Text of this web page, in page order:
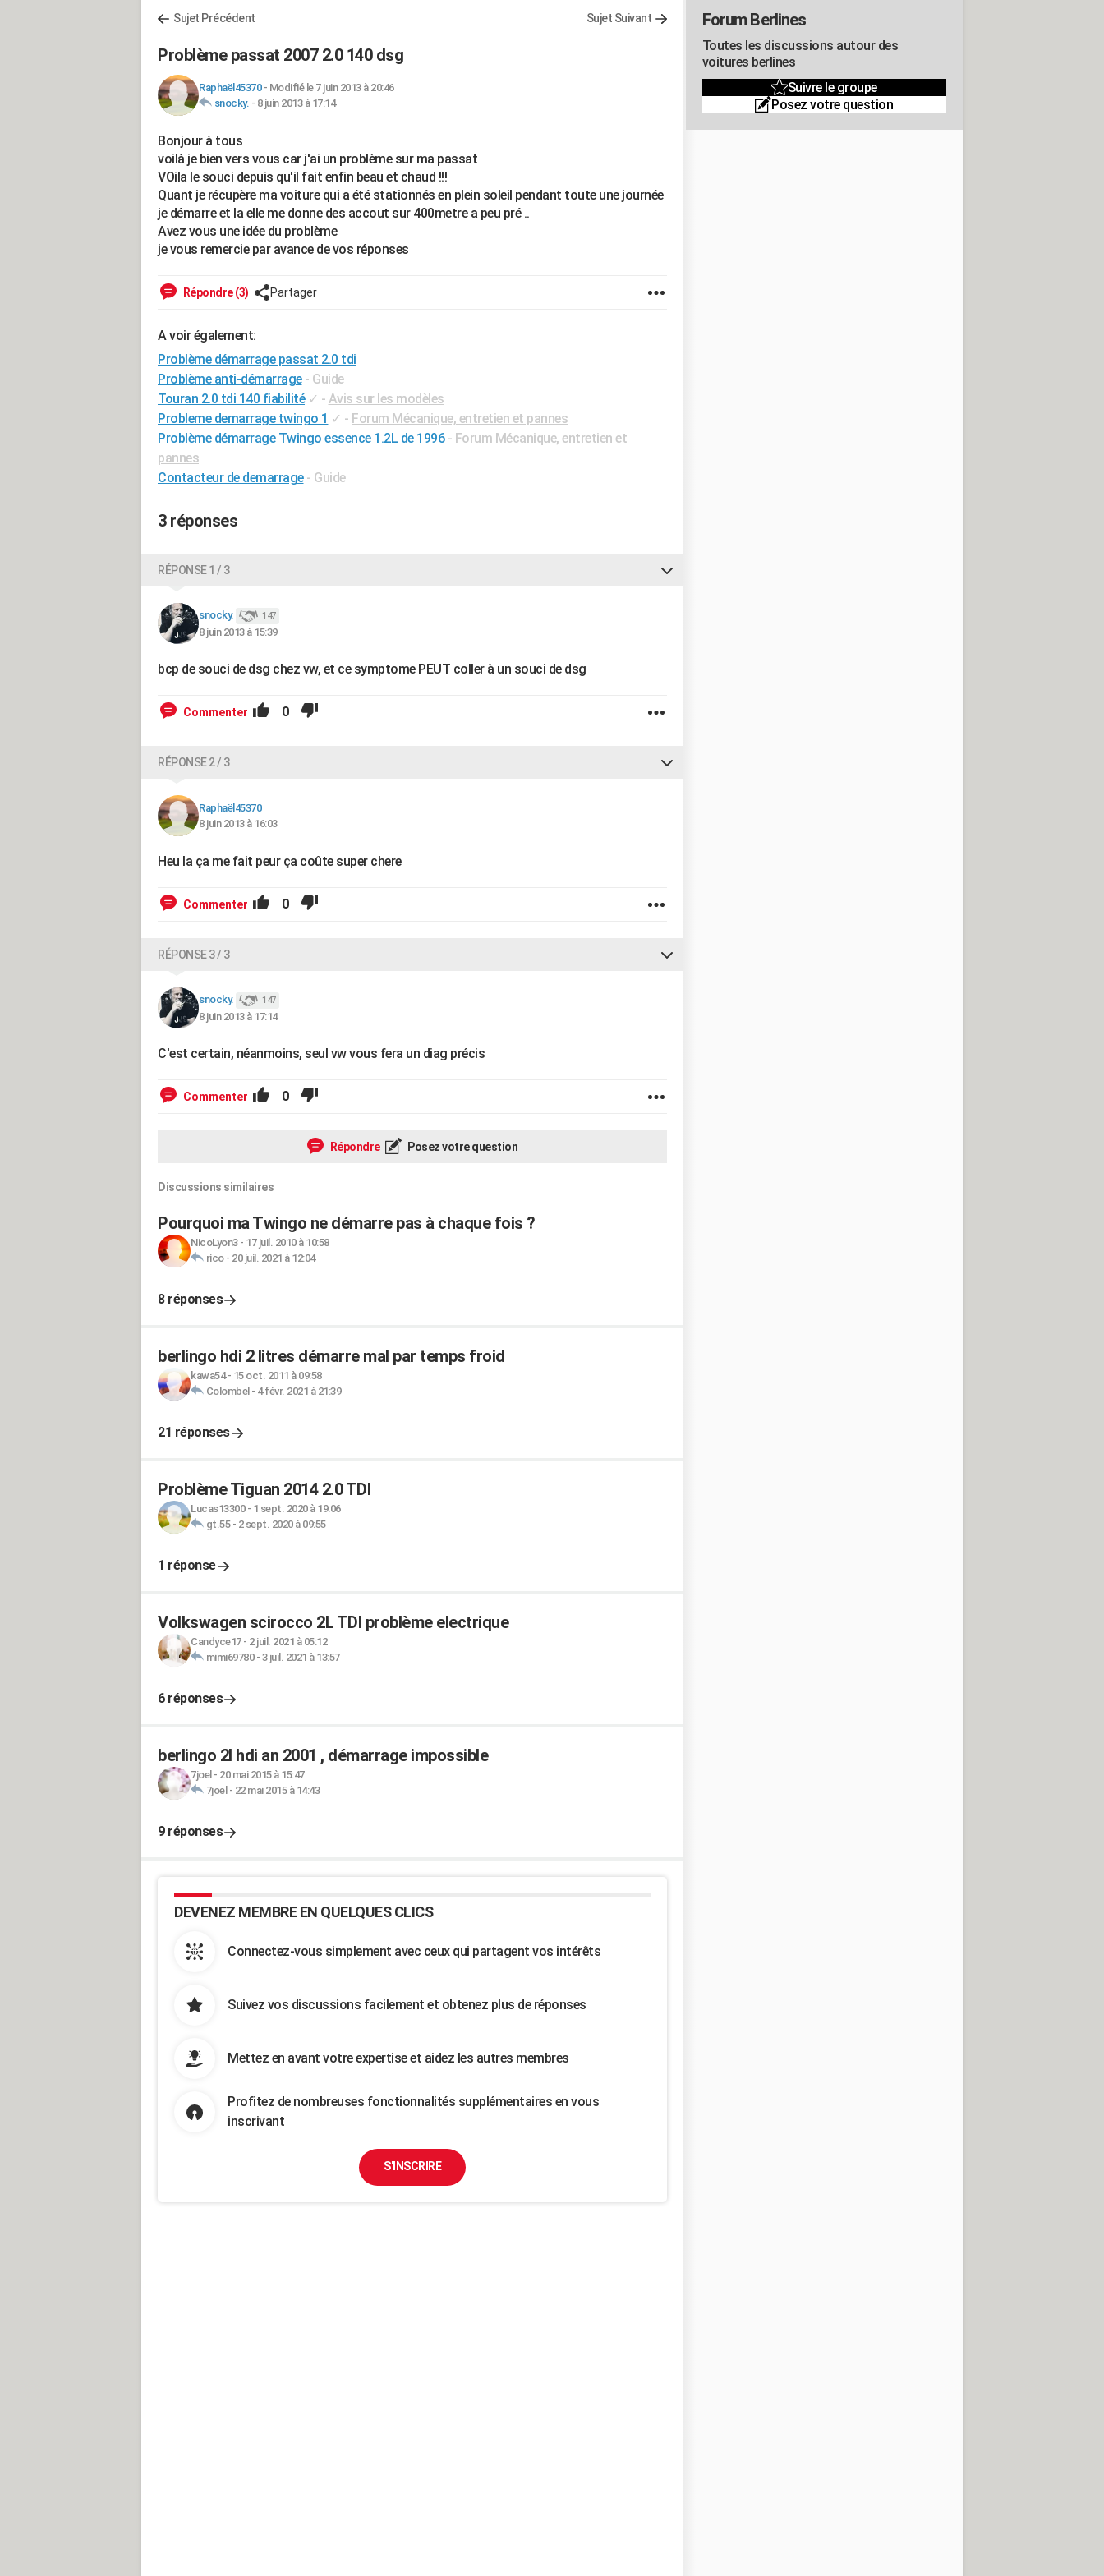
Sujet Précédent Sujet Suivant
Problème passat 2007 2.0 140 dsg
Raphaël45370- Modifié le 7 juin 2013 à 20:46
snocky. - 8 juin 2013 à 17:14
Bonjour à tous
voilà je bien vers vous car j'ai un problème sur ma passat
VOila le souci depuis qu'il fait enfin beau et chaud !!!
Quant je récupère ma voiture qui a été stationnés en plein soleil pendant toute une journée
je démarre et la elle me donne des accout sur 400metre a peu pré ..
Avez vous une idée du problème
je vous remercie par avance de vos réponses
Répondre (3) Partager
A voir également:
Problème démarrage passat 2.0 tdi
Problème anti-démarrage - Guide
Touran 2.0 tdi 140 fiabilité ✓ - Avis sur les modèles
Probleme demarrage twingo 1 ✓ - Forum Mécanique, entretien et pannes
Problème démarrage Twingo essence 1.2L de 1996 - Forum Mécanique, entretien et
pannes
Contacteur de demarrage - Guide
3 réponses
RÉPONSE 1 / 3
snocky. 147
8 juin 2013 à 15:39
bcp de souci de dsg chez vw, et ce symptome PEUT coller à un souci de dsg
Commenter 0
RÉPONSE 2 / 3
Raphaël45370
8 juin 2013 à 16:03
Heu la ça me fait peur ça coûte super chere
Commenter 0
RÉPONSE 3 / 3
snocky. 147
8 juin 2013 à 17:14
C'est certain, néanmoins, seul vw vous fera un diag précis
Commenter 0
Répondre Posez votre question
Discussions similaires
Pourquoi ma Twingo ne démarre pas à chaque fois ?
NicoLyon3- 17 juil. 2010 à 10:58
rico- 20 juil. 2021 à 12:04
8 réponses
berlingo hdi 2 litres démarre mal par temps froid
kawa54- 15 oct. 2011 à 09:58
Colombel - 4 févr. 2021 à 21:39
21 réponses
Problème Tiguan 2014 2.0 TDI
Lucas13300- 1 sept. 2020 à 19:06
gt.55- 2 sept. 2020 à 09:55
1 réponse
Volkswagen scirocco 2L TDI problème electrique
Candyce17- 2 juil. 2021 à 05:12
mimi69780- 3 juil. 2021 à 13:57
6 réponses
berlingo 2l hdi an 2001 , démarrage impossible
7joel - 20 mai 2015 à 15:47
7joel - 22 mai 2015 à 14:43
9 réponses
DEVENEZ MEMBRE EN QUELQUES CLICS
Connectez-vous simplement avec ceux qui partagent vos intérêts
Suivez vos discussions facilement et obtenez plus de réponses
Mettez en avant votre expertise et aidez les autres membres
Profitez de nombreuses fonctionnalités supplémentaires en vous
inscrivant
S'INSCRIRE
Forum Berlines
Toutes les discussions autour des
voitures berlines
Suivre le groupe
Posez votre question